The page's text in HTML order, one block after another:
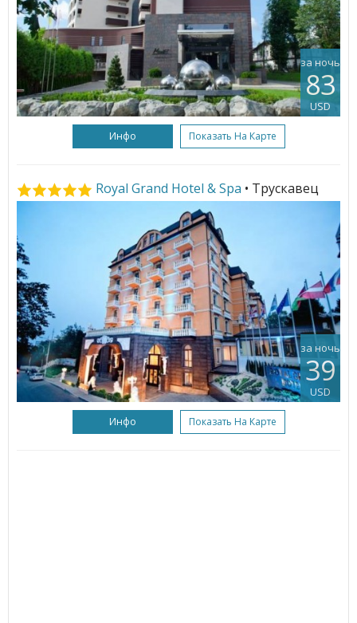
за ночь
83
USD
Инфо Показать На Карте
Royal Grand Hotel & Spa • Трускавец
за ночь
39
USD
Инфо Показать На Карте